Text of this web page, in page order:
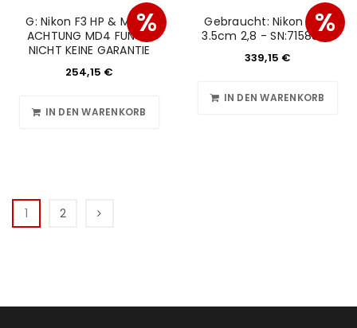
%
G: Nikon F3 HP & MD-4
ACHTUNG MD4 FUNCT
NICHT KEINE GARANTIE
254,15 €
IN DEN WARENKORB
%
Gebraucht: Nikon F2 &
3.5cm 2,8 - SN:7158824
339,15 €
IN DEN WARENKORB
1 2